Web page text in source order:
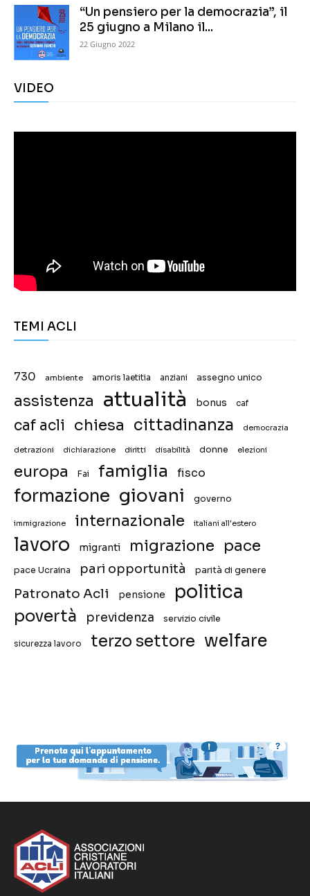
“Un pensiero per la democrazia”, il
25 giugno a Milano il...
22 Giugno 2022
VIDEO
TEMI ACLI
730 ambiente amoris laetitia anziani assegno unico
assistenza attualità bonus caf
caf acli chiesa cittadinanza democrazia
detrazioni dichiarazione diritti disabilità donne elezioni
europa Fai famiglia fisco
formazione giovani governo
immigrazione internazionale italiani all'estero
lavoro migranti migrazione pace
pace Ucraina pari opportunità parità di genere
Patronato Acli pensione politica
povertà previdenza servizio civile
sicurezza lavoro terzo settore welfare